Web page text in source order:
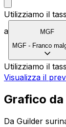
Utilizziamo il
a
MGF
MGF - Franco
Utilizziamo il
Visualizza il
Grafico da
Da Guilder